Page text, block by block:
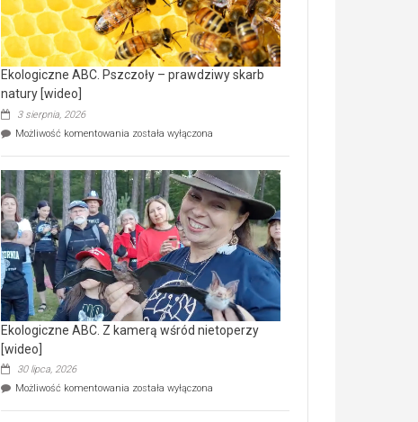
mln
na
modernizację
oczyszczalni
ścieków
[wideo]
Ekologiczne ABC. Pszczoły – prawdziwy skarb
natury [wideo]
3 sierpnia, 2026
Możliwość komentowania Ekologiczne
–
prawdziwy
skarb
natury
[wideo]
została wyłączona
Ekologiczne ABC. Z kamerą wśród nietoperzy
[wideo]
30 lipca, 2026
Możliwość komentowania Ekologiczne
została wyłączona